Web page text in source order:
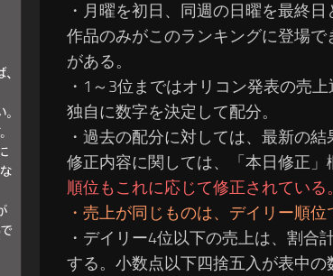
・月曜を初日、同週の日曜を最終
作品のみがこのランキングに登場
がある。
・1～3位まではオリコン発表の売
独自に数字を決定して配分。
・過去の配分に対しては、最新の
修正内容に関しては、「本日修正」
順位もこれに応じて修正されている。
・売上が同じものは、デイリー順位
・デイリー4位以下の売上は、割合
する。小数点以下四捨五入が表中